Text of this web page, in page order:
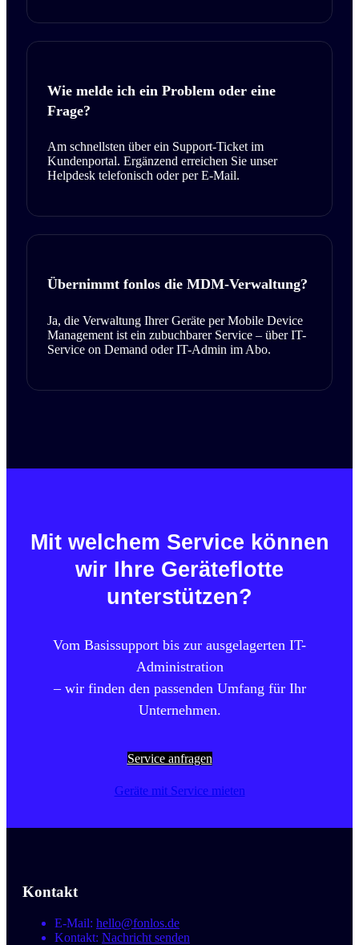
Wie melde ich ein Problem oder eine
Frage?
Am schnellsten über ein Support-Ticket im
Kundenportal. Ergänzend erreichen Sie unser
Helpdesk telefonisch oder per E-Mail.
Übernimmt fonlos die MDM-Verwaltung?
Ja, die Verwaltung Ihrer Geräte per Mobile Device
Management ist ein zubuchbarer Service – über IT-
Service on Demand oder IT-Admin im Abo.
Mit welchem Service können
wir Ihre Geräteflotte
unterstützen?
Vom Basissupport bis zur ausgelagerten IT-
Administration
– wir finden den passenden Umfang für Ihr
Unternehmen.
Service anfragen
Geräte mit Service mieten
Kontakt
E-Mail: hello@fonlos.de
Kontakt: Nachricht senden